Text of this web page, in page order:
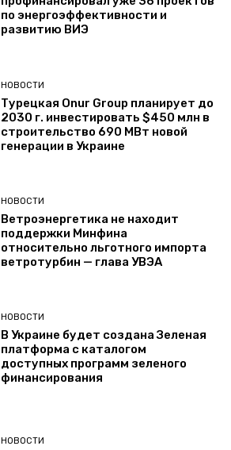
по энергоэффективности и
развитию ВИЭ
НОВОСТИ
Турецкая Onur Group планирует до
2030 г. инвестировать $450 млн в
строительство 690 МВт новой
генерации в Украине
НОВОСТИ
Ветроэнергетика не находит
поддержки Минфина
относительно льготного импорта
ветротурбин — глава УВЭА
НОВОСТИ
В Украине будет создана Зеленая
платформа с каталогом
доступных программ зеленого
финансирования
НОВОСТИ